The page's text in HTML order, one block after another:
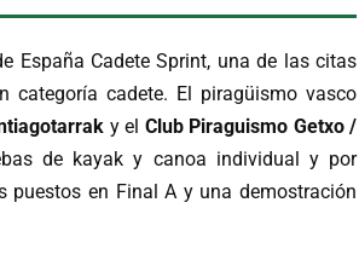
España Cadete Sprint, una de las citas
categoría cadete. El piragüismo vasco
y el Club Piraguismo Getxo /
de kayak y canoa individual y por
puestos en Final A y una demostración